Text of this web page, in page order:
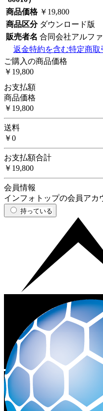
商品価格 ￥19,800
商品区分 ダウンロード版
販売者名 合同会社アルフ
返金特約を含む特定商
ご購入の商品価格
￥19,800
お支払額
商品価格
￥19,800
送料
￥0
お支払額合計
￥19,800
会員情報
インフォトップの会員アカ
持っている